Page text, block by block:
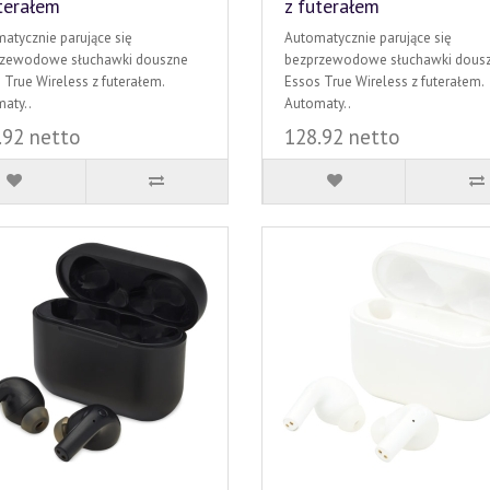
parujące się
słuchawki douszne
True Wireless z futerałem.
netto
z futerałem
Automatycznie parujące się
bezprzewodowe słuchawki
Essos True Wireless z futerałem.
Automaty..
128.92 netto